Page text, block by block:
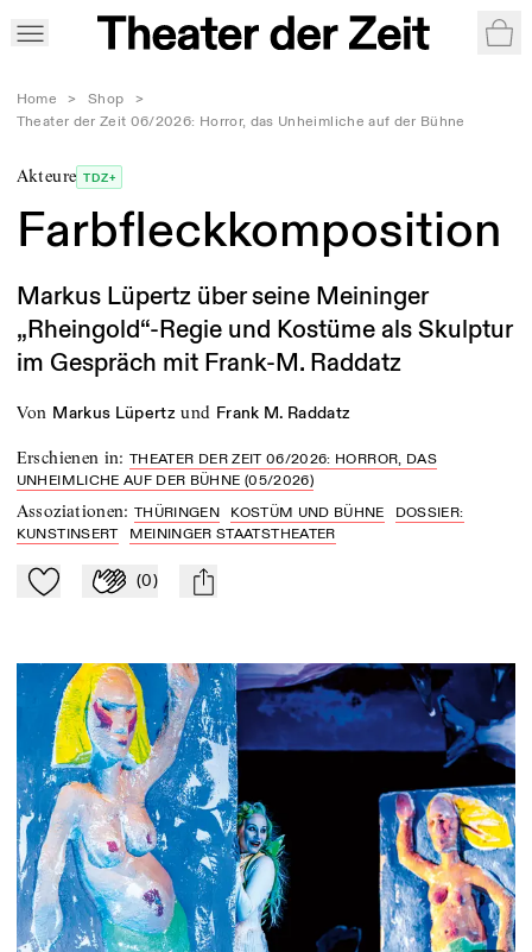
Home > Shop
>
Theater der Zeit 06/2026: Horror, das Unheimliche auf der Bühne
Akteure TDZ+
Farbfleckkomposition
Markus Lüpertz über seine Meininger
„Rheingold“-Regie und Kostüme als Skulptur
im Gespräch mit Frank-M. Raddatz
von Markus Lüpertz und Frank M. Raddatz
Erschienen in:THEATER DER ZEIT 06/2026: HORROR, DAS
UNHEIMLICHE AUF DER BÜHNE (05/2026)
Assoziationen:THÜRINGEN KOSTÜM UND BÜHNE
DOSSIER:
KUNSTINSERT
MEININGER STAATSTHEATER
Zu Mein-TdZ hinzufügen
Applaudieren
(0) mail